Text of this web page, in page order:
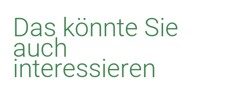
Das könnte Sie
auch
interessieren